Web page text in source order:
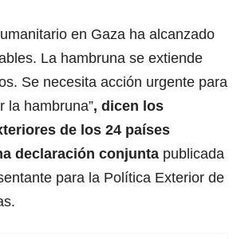
en Gaza ha alcanzado
La hambruna se extiende
Se necesita acción urgente para
la hambruna”, dicen los
de los 24 países
declaración conjunta publicada
para la Política Exterior de